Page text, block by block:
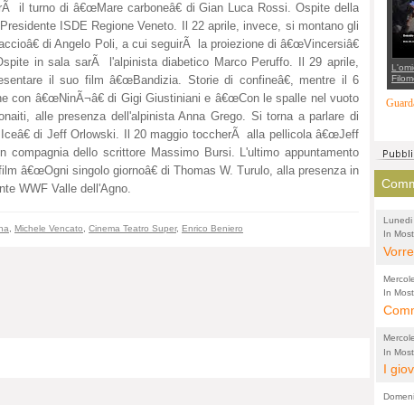
il turno di â€œMare carboneâ€ di Gian Luca Rossi. Ospite della
ISDE Regione Veneto. Il 22 aprile, invece, si montano gli
di Angelo Poli, a cui seguirÃ la proiezione di â€œVincersiâ€
in sala sarÃ l'alpinista diabetico Marco Peruffo. Il 29 aprile,
il suo film â€œBandizia. Storie di confineâ€, mentre il 6
con â€œNinÃ¬â€ di Gigi Giustiniani e â€œCon le spalle nel vuoto
alle presenza dell'alpinista Anna Grego. Si torna a parlare di
di Jeff Orlowski. Il 20 maggio toccherÃ alla pellicola â€œJeff
compagnia dello scrittore Massimo Bursi. L'ultimo appuntamento
â€œOgni singolo giornoâ€ di Thomas W. Turulo, alla presenza in
WWF Valle dell'Agno.
Michele Vencato Cinema Teatro Super, Enrico Beniero
Lunedi
In
di
eIn
In
I